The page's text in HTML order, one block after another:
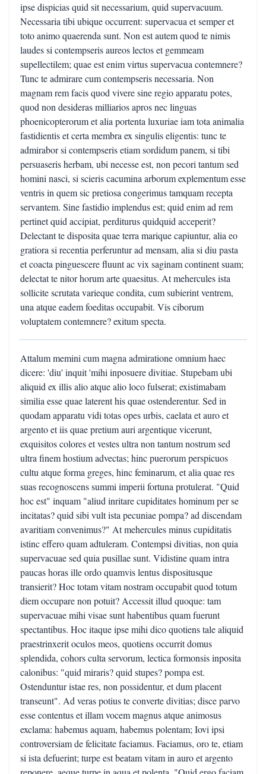
ipse dispicias quid sit necessarium, quid supervacuum.
Necessaria tibi ubique occurrent: supervacua et semper et
toto animo quaerenda sunt. Non est autem quod te nimis
laudes si contempseris aureos lectos et gemmeam
supellectilem; quae est enim virtus supervacua contemnere?
Tunc te admirare cum contempseris necessaria. Non
magnam rem facis quod vivere sine regio apparatu potes,
quod non desideras milliarios apros nec linguas
phoenicopterorum et alia portenta luxuriae iam tota animalia
fastidientis et certa membra ex singulis eligentis: tunc te
admirabor si contempseris etiam sordidum panem, si tibi
persuaseris herbam, ubi necesse est, non pecori tantum sed
homini nasci, si scieris cacumina arborum explementum esse
ventris in quem sic pretiosa congerimus tamquam recepta
servantem. Sine fastidio implendus est; quid enim ad rem
pertinet quid accipiat, perditurus quidquid acceperit?
Delectant te disposita quae terra marique capiuntur, alia eo
gratiora si recentia perferuntur ad mensam, alia si diu pasta
et coacta pinguescere fluunt ac vix saginam continent suam;
delectat te nitor horum arte quaesitus. At mehercules ista
sollicite scrutata varieque condita, cum subierint ventrem,
una atque eadem foeditas occupabit. Vis ciborum
voluptatem contemnere? exitum specta.
Attalum memini cum magna admiratione omnium haec
dicere: 'diu' inquit 'mihi inposuere divitiae. Stupebam ubi
aliquid ex illis alio atque alio loco fulserat; existimabam
similia esse quae laterent his quae ostenderentur. Sed in
quodam apparatu vidi totas opes urbis, caelata et auro et
argento et iis quae pretium auri argentique vicerunt,
exquisitos colores et vestes ultra non tantum nostrum sed
ultra finem hostium advectas; hinc puerorum perspicuos
cultu atque forma greges, hinc feminarum, et alia quae res
suas recognoscens summi imperii fortuna protulerat. "Quid
hoc est" inquam "aliud inritare cupiditates hominum per se
incitatas? quid sibi vult ista pecuniae pompa? ad discendam
avaritiam convenimus?" At mehercules minus cupiditatis
istinc effero quam adtuleram. Contempsi divitias, non quia
supervacuae sed quia pusillae sunt. Vidistine quam intra
paucas horas ille ordo quamvis lentus dispositusque
transierit? Hoc totam vitam nostram occupabit quod totum
diem occupare non potuit? Accessit illud quoque: tam
supervacuae mihi visae sunt habentibus quam fuerunt
spectantibus. Hoc itaque ipse mihi dico quotiens tale aliquid
praestrinxerit oculos meos, quotiens occurrit domus
splendida, cohors culta servorum, lectica formonsis inposita
calonibus: "quid miraris? quid stupes? pompa est.
Ostenduntur istae res, non possidentur, et dum placent
transeunt". Ad veras potius te converte divitias; disce parvo
esse contentus et illam vocem magnus atque animosus
exclama: habemus aquam, habemus polentam; Iovi ipsi
controversiam de felicitate faciamus. Faciamus, oro te, etiam
si ista defuerint; turpe est beatam vitam in auro et argento